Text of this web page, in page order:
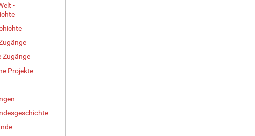
-
Zugänge
Projekte